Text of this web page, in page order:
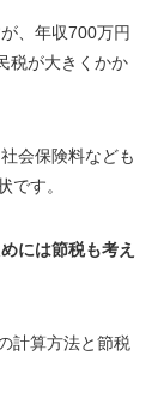
、年収700万円
税が大きくかか
会保険料なども
です。
には節税も考え
計算方法と節税